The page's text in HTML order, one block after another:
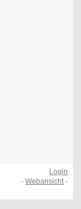
Login
-Webansicht -